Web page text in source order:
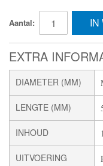
Aantal: IN
EXTRA
DIAMETER (MM)
LENGTE (MM)
INHOUD
UITVOERING